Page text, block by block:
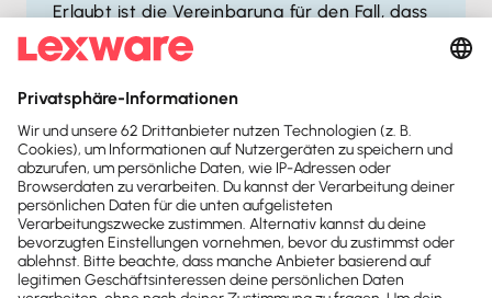
Erlaubt ist die Vereinbarung für den Fall, dass
der Mitarbeiter auf eigenen Wunsch oder
wichtigem Grund aus dem Arbeitsverhältnis
ausscheidet.
3. Private Internetnutzung:
Wenn du als Arbeitgeber die private Nutzung der IT
nicht gestattet hast, darf sie vom Arbeitnehmer